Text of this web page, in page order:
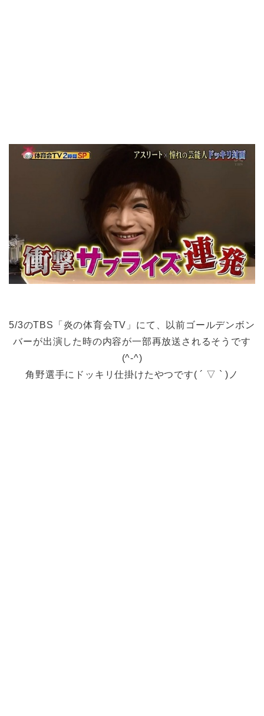
5/3のTBS「炎の体育会TV」にて、以前ゴールデンボン
バーが出演した時の内容が一部再放送されるそうです
(^-^)
角野選手にドッキリ仕掛けたやつです( ´ ▽ ` )ノ